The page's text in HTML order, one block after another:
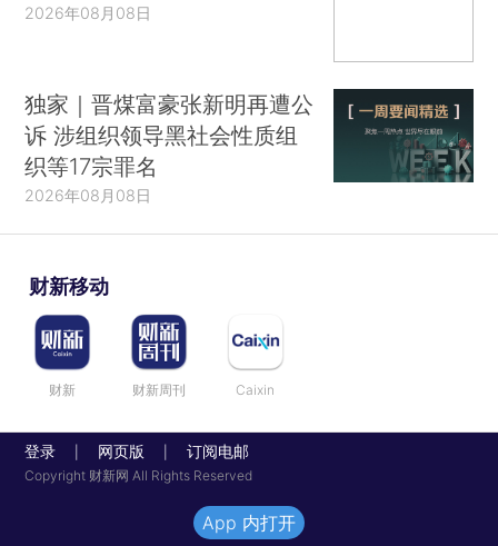
2026年08月08日
独家｜晋煤富豪张新明再遭公
诉 涉组织领导黑社会性质组
织等17宗罪名
2026年08月08日
财新移动
财新 财新周刊 Caixin
登录 网页版 订阅电邮
Copyright 财新网 All Rights Reserved
App 内打开